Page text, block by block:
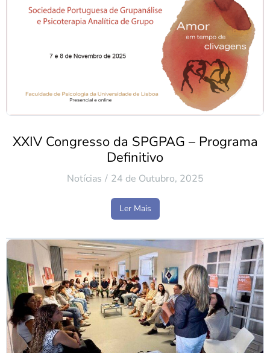
XXIV Congresso da SPGPAG – Programa
Definitivo
Notícias 24 de Outubro, 2025
Ler Mais